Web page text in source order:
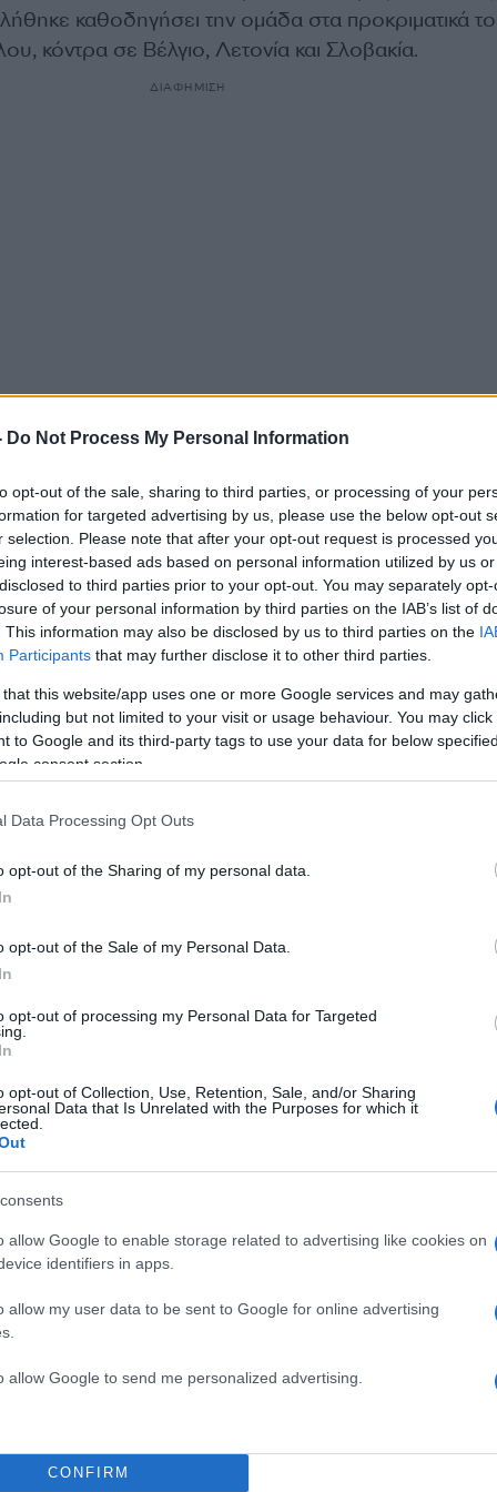
Do Not Process My Personal Information
opt-out of the sale, sharing to third parties, or processing of your
for targeted advertising by us, please use the below opt-out
selection. Please note that after your opt-out request is processed
interest-based ads based on personal information utilized by us
to third parties prior to your opt-out. You may separately
of your personal information by third parties on the IAB’s list of
This information may also be disclosed by us to third parties on the
Participants that may further disclose it to other third parties.
that this website/app uses one or more Google services and may
but not limited to your visit or usage behaviour. You may
to Google and its third-party tags to use your data for below
consent section.
Data Processing Opt Outs
opt-out of the Sharing of my personal data.
opt-out of the Sale of my Personal Data.
opt-out of processing my Personal Data for Targeted
opt-out of Collection, Use, Retention, Sale, and/or Sharing
Data that Is Unrelated with the Purposes for which it
allow Google to enable storage related to advertising like cookies on
identifiers in apps.
allow my user data to be sent to Google for online advertising
allow Google to send me personalized advertising.
CONFIRM
καθοδηγήσει την ομάδα στα προκριματικά
κόντρα σε Βέλγιο, Λετονία και Σλοβακία.
ΔΙΑΦΗΜΙΣΗ
Σχολίασε εδώ
από reCAPTCHA, ισχύουν
Αθλητικά
Share:
το Νewsit.gr στο Google News και ενημερωθείτε
όλη την ειδησεογραφία και τατελευταία νέατης
του Άκη
υπομονή και
Ριτσώνας το
ελικοπτέρου που
έζησε και πώς
όμορφο έχω δει
Πιο
184 Έφυγαν οι
επόμενη μέρα
129 Canadair 515:
αεροσκάφους
Marfin: Η
Τρίτη – «Είναι